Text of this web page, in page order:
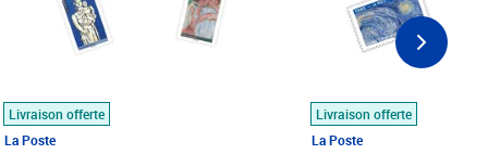
Livraison offerte
La Poste
Livraison offerte
La Poste